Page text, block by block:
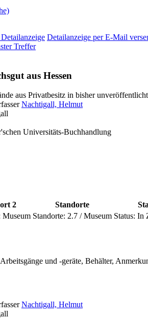
Detailanzeige per E-Mail
Treffer
aus Hessen
aus Privatbesitz in bisher
Nachtigall, Helmut
Universitäts-Buchhandlung
2 Standorte
Museum Standorte: 2.7 / Museum Status: In
und -geräte, Behälter,
Nachtigall, Helmut